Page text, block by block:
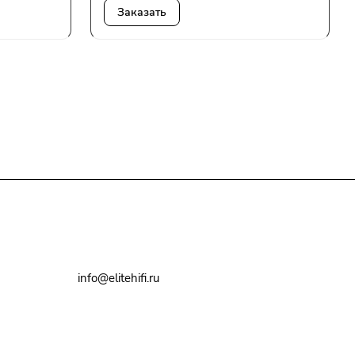
Заказать
info@elitehifi.ru